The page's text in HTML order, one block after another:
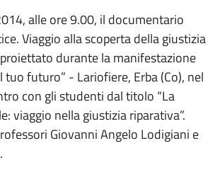
alle ore 9.00, il documentario
Viaggio alla scoperta della giustizia
durante la manifestazione
tuo futuro” - Lariofiere, Erba (Co), nel
con gli studenti dal titolo “La
viaggio nella giustizia riparativa”.
Giovanni Angelo Lodigiani e